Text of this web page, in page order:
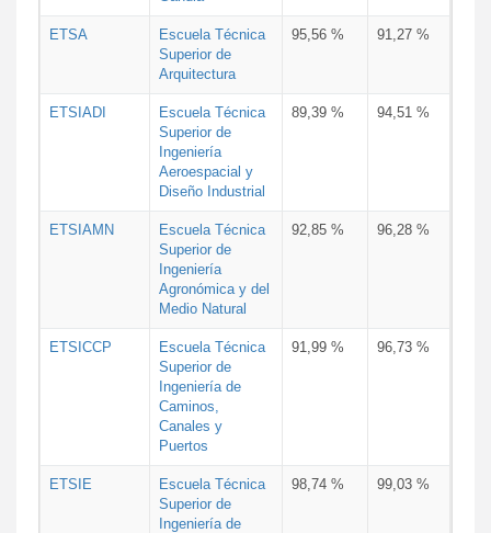
ETSA
Escuela Técnica
Superior de
Arquitectura
95,56 % 91,27 %
ETSIADI
Escuela Técnica
Superior de
Ingeniería
Aeroespacial y
Diseño Industrial
89,39 % 94,51 %
ETSIAMN
Escuela Técnica
Superior de
Ingeniería
Agronómica y del
Medio Natural
92,85 % 96,28 %
ETSICCP
Escuela Técnica
Superior de
Ingeniería de
Caminos,
Canales y
Puertos
91,99 % 96,73 %
ETSIE
Escuela Técnica
Superior de
Ingeniería de
98,74 % 99,03 %